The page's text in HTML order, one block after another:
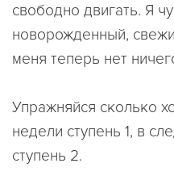
свободно двигать. Я
новорожденный,
меня теперь нет
Упражняйся сколько
недели ступень 1, в
ступень 2.